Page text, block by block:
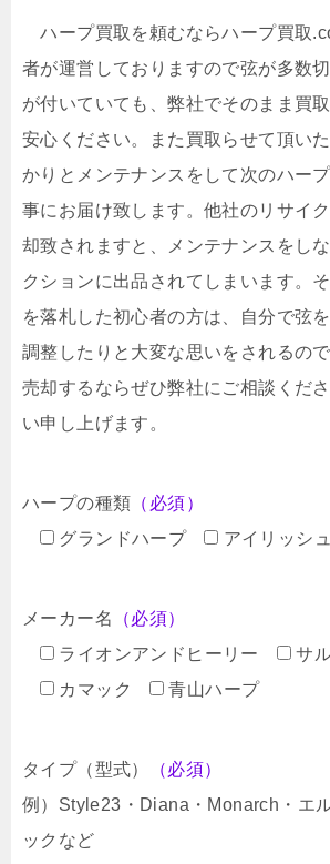
ハープ買取を頼むならハープ買取
者が運営しておりますので弦が多数
が付いていても、弊社でそのまま買
安心ください。また買取らせて頂い
かりとメンテナンスをして次のハー
事にお届け致します。他社のリサイ
却致されますと、メンテナンスをし
クションに出品されてしまいます。
を落札した初心者の方は、自分で弦
調整したりと大変な思いをされるの
売却するならぜひ弊社にご相談くだ
い申し上げます。
ハープの種類 （必須）
グランドハープ
アイリッシ
メーカー名
（必須）
ライオンアンドヒーリー
サ
カマック
青山ハープ
タイプ（型式）
（必須）
例）Style23・Diana・Monarch・エ
ックなど